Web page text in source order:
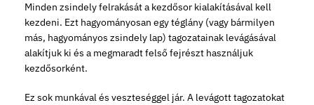
Minden zsindely felrakását a kezdősor kialakításával kell
kezdeni. Ezt hagyományosan egy téglány (vagy bármilyen
más, hagyományos zsindely lap) tagozatainak levágásával
alakítjuk ki és a megmaradt felső fejrészt használjuk
kezdősorként.
Ez sok munkával és veszteséggel jár. A levágott tagozatokat